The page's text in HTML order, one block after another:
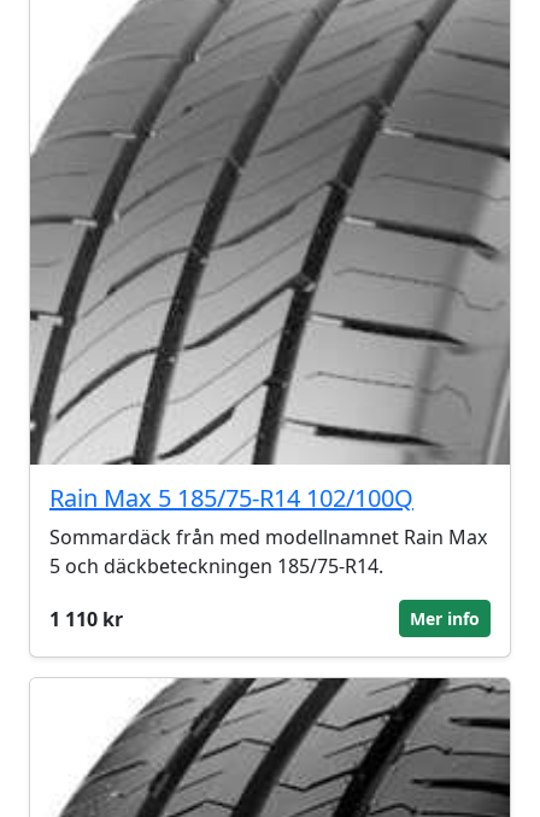
Rain Max 5 185/75-R14 102/100Q
Sommardäck från med modellnamnet Rain Max
5 och däckbeteckningen 185/75-R14.
1 110 kr
Mer info